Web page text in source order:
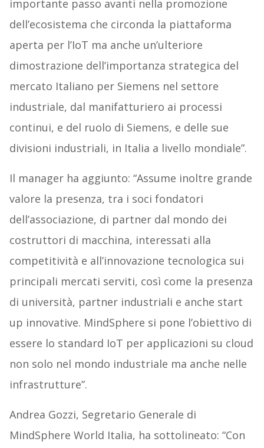
importante passo avanti nella promozione
dell’ecosistema che circonda la piattaforma
aperta per l’IoT ma anche un’ulteriore
dimostrazione dell’importanza strategica del
mercato Italiano per Siemens nel settore
industriale, dal manifatturiero ai processi
continui, e del ruolo di Siemens, e delle sue
divisioni industriali, in Italia a livello mondiale”.
Il manager ha aggiunto: “Assume inoltre grande
valore la presenza, tra i soci fondatori
dell’associazione, di partner dal mondo dei
costruttori di macchina, interessati alla
competitività e all’innovazione tecnologica sui
principali mercati serviti, così come la presenza
di università, partner industriali e anche start
up innovative. MindSphere si pone l’obiettivo di
essere lo standard IoT per applicazioni su cloud
non solo nel mondo industriale ma anche nelle
infrastrutture”.
Andrea Gozzi, Segretario Generale di
MindSphere World Italia, ha sottolineato: “Con